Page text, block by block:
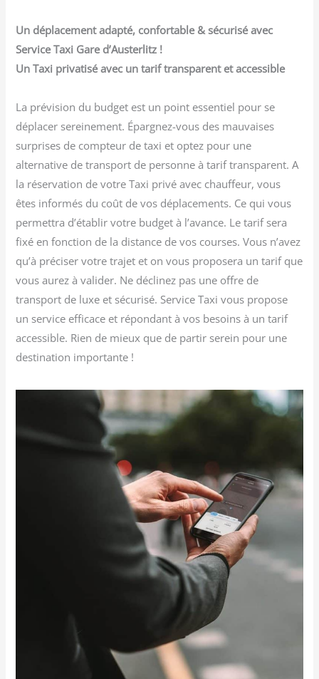
Un déplacement adapté, confortable & sécurisé avec
Service Taxi Gare d’Austerlitz !
Un Taxi privatisé avec un tarif transparent et accessible
La prévision du budget est un point essentiel pour se
déplacer sereinement. Épargnez-vous des mauvaises
surprises de compteur de taxi et optez pour une
alternative de transport de personne à tarif transparent. A
la réservation de votre Taxi privé avec chauffeur, vous
êtes informés du coût de vos déplacements. Ce qui vous
permettra d’établir votre budget à l’avance. Le tarif sera
fixé en fonction de la distance de vos courses. Vous n’avez
qu’à préciser votre trajet et on vous proposera un tarif que
vous aurez à valider. Ne déclinez pas une offre de
transport de luxe et sécurisé. Service Taxi vous propose
un service efficace et répondant à vos besoins à un tarif
accessible. Rien de mieux que de partir serein pour une
destination importante !